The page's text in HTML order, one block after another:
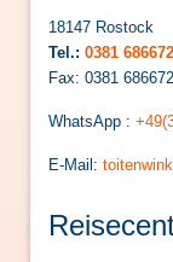
18147 Rostock
Tel.: 0381
Fax: 0381
WhatsApp :
E-Mail: